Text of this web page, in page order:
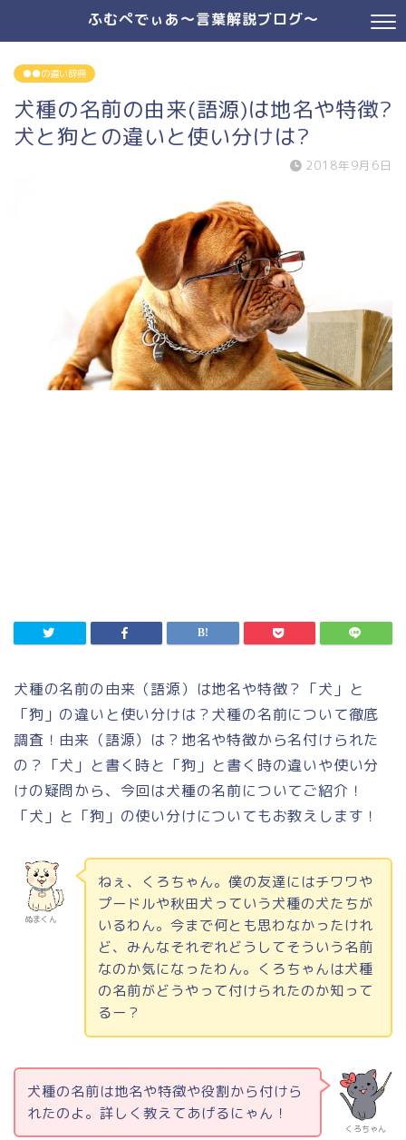
ふむぺでぃあ～言葉解説ブログ～
●●の違い辞典
犬種の名前の由来(語源)は地名や特徴?
犬と狗との違いと使い分けは?
2018年9月6日
犬種の名前の由来（語源）は地名や特徴？「犬」と
「狗」の違いと使い分けは？犬種の名前について徹底
調査！由来（語源）は？地名や特徴から名付けられた
の？「犬」と書く時と「狗」と書く時の違いや使い分
けの疑問から、今回は犬種の名前についてご紹介！
「犬」と「狗」の使い分けについてもお教えします！
ぬまくん
ねぇ、くろちゃん。僕の友達にはチワワや
プードルや秋田犬っていう犬種の犬たちが
いるわん。今まで何とも思わなかったけれ
ど、みんなそれぞれどうしてそういう名前
なのか気になったわん。くろちゃんは犬種
の名前がどうやって付けられたのか知って
るー？
くろちゃん
犬種の名前は地名や特徴や役割から付けら
れたのよ。詳しく教えてあげるにゃん！